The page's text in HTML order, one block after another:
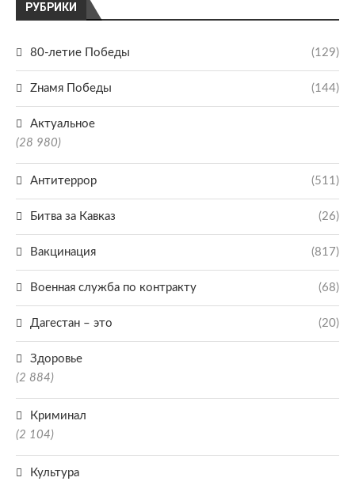
РУБРИКИ
80-летие Победы (129)
Zнамя Победы (144)
Актуальное
(28 980)
Антитеррор (511)
Битва за Кавказ (26)
Вакцинация (817)
Военная служба по контракту (68)
Дагестан – это (20)
Здоровье
(2 884)
Криминал
(2 104)
Культура